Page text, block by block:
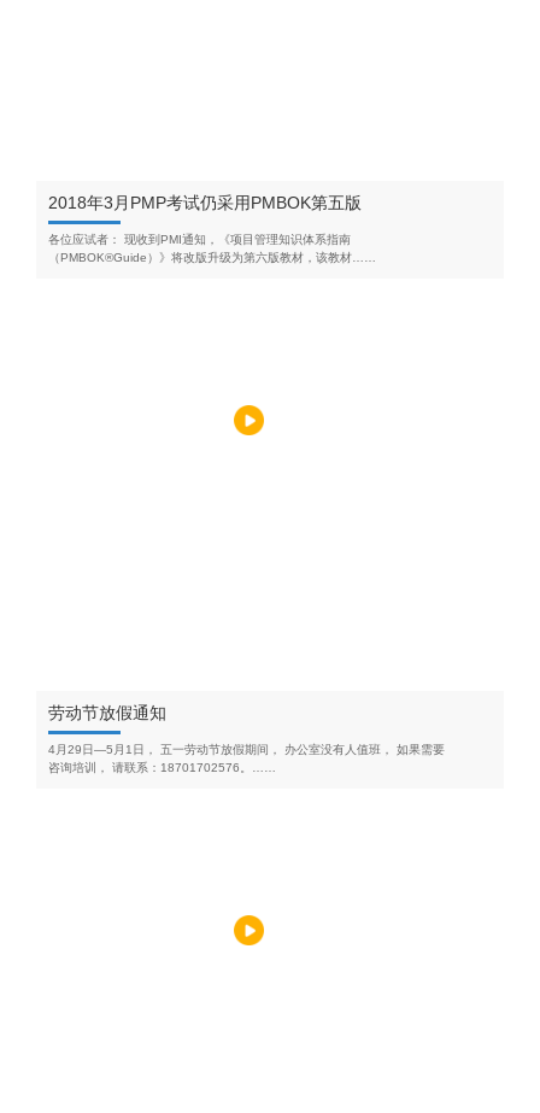
2018年3月PMP考试仍采用PMBOK第五版
各位应试者： 现收到PMI通知，《项目管理知识体系指南
（PMBOK®Guide）》将改版升级为第六版教材，该教材……
劳动节放假通知
4月29日—5月1日， 五一劳动节放假期间， 办公室没有人值班， 如果需要
咨询培训， 请联系：18701702576。……